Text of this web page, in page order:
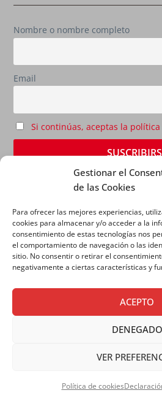
Gestionar el
de las Cookies
Para ofrecer las mejores experiencias,
cookies para almacenar y/o acceder a la
consentimiento de estas tecnologías nos
el comportamiento de navegación o las
sitio. No consentir o retirar el
negativamente a ciertas características y
ACEPTO
DENEGADO
VER
Política de cookies
Nombre o nombre completo
Email
Si continúas, aceptas la
AVISO LEGAL|POLÍTICA DE